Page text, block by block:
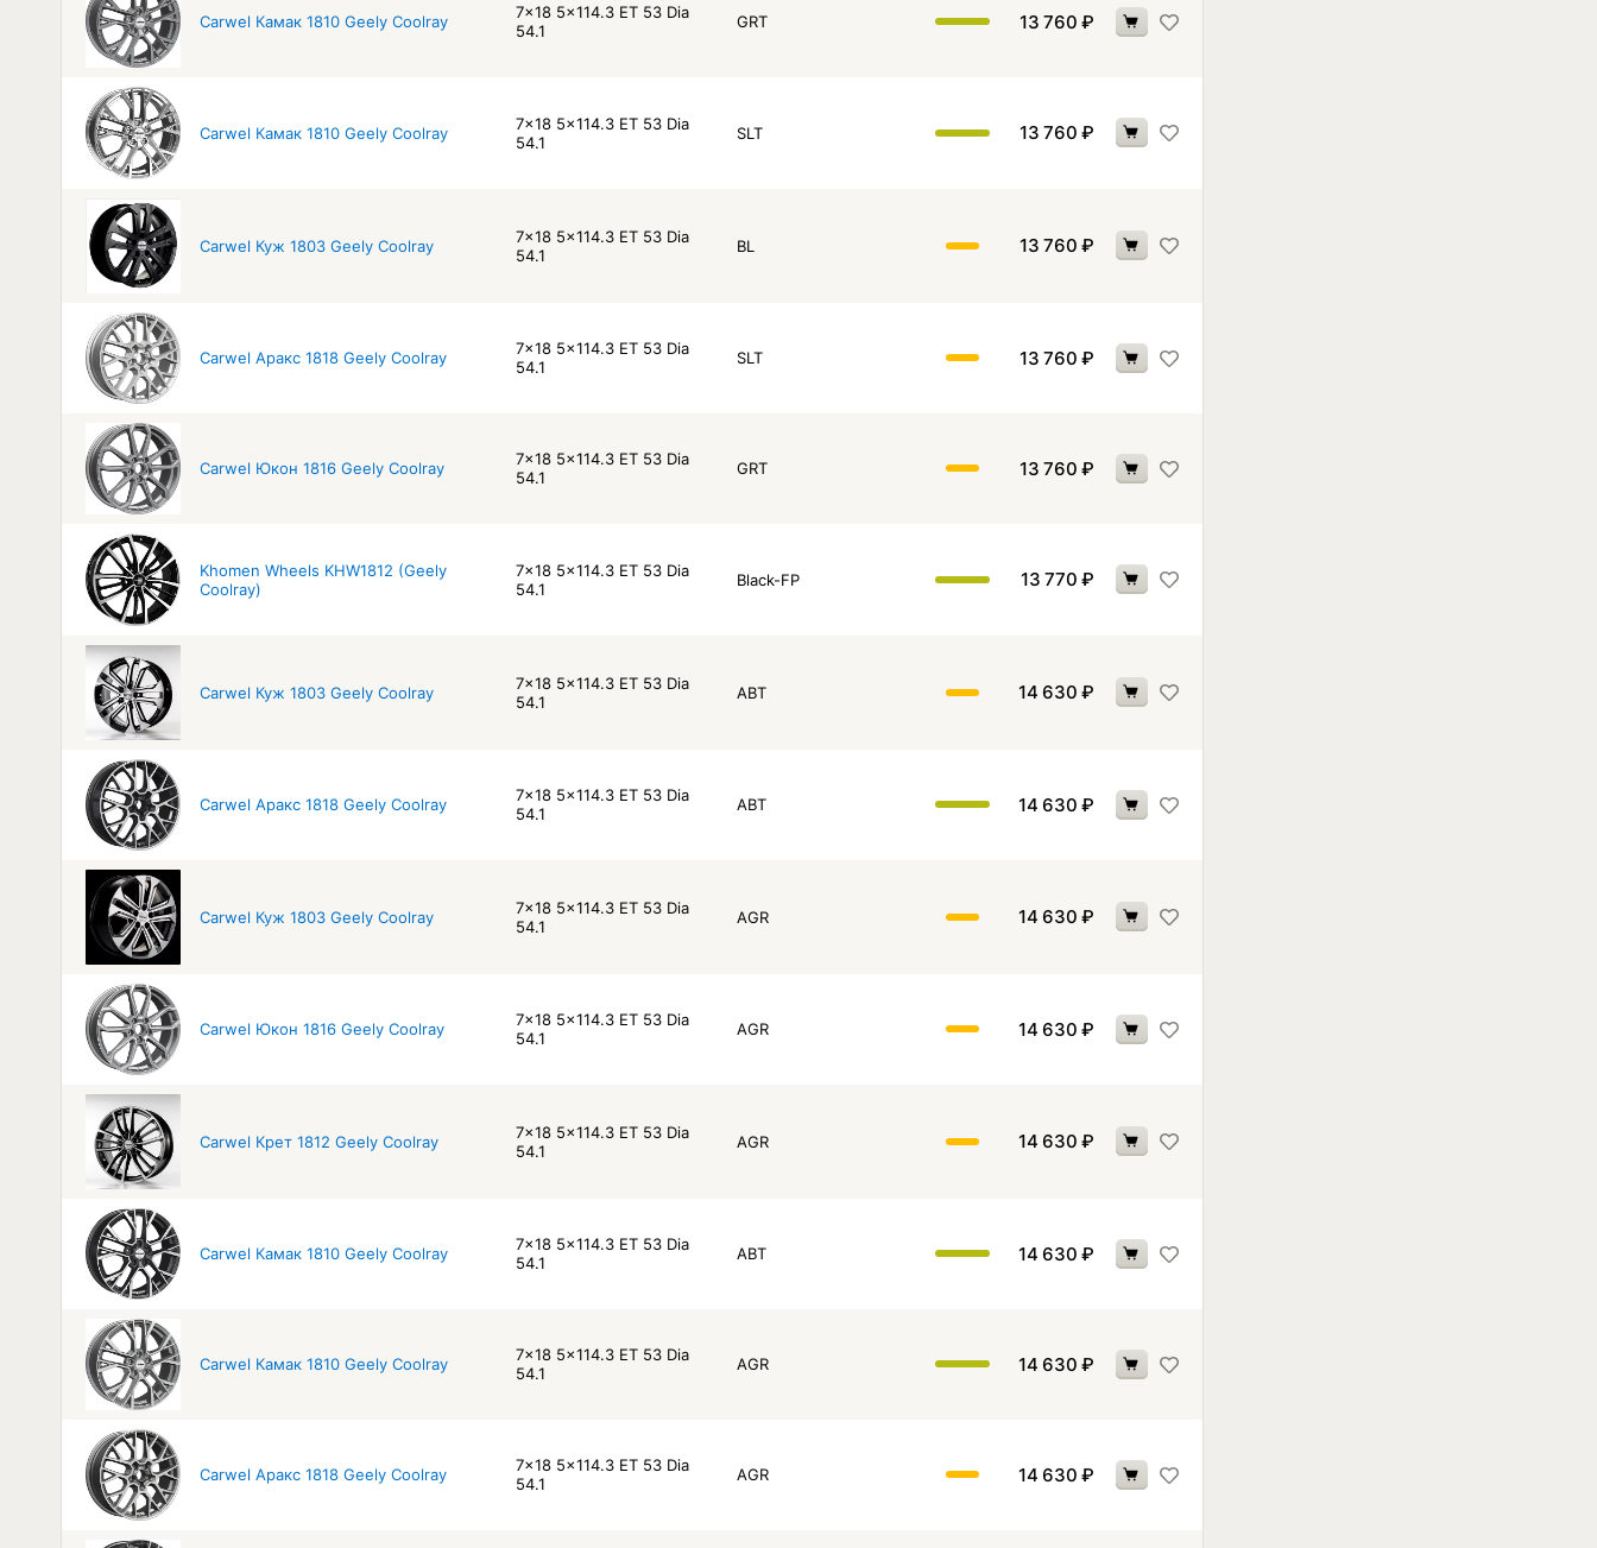
Carwel Камак 1810 Geely Coolray
7x18 5x114.3 ET 53 Dia
54.1
GRT 13 760 ₽
Carwel Камак 1810 Geely Coolray
7x18 5x114.3 ET 53 Dia
54.1
SLT 13 760 ₽
Carwel Куж 1803 Geely Coolray
7x18 5x114.3 ET 53 Dia
54.1
BL 13 760 ₽
Carwel Аракс 1818 Geely Coolray
7x18 5x114.3 ET 53 Dia
54.1
SLT 13 760 ₽
Carwel Юкон 1816 Geely Coolray
7x18 5x114.3 ET 53 Dia
54.1
GRT 13 760 ₽
Khomen Wheels KHW1812 (Geely
Coolray)
7x18 5x114.3 ET 53 Dia
54.1
Black-FP 13 770 ₽
Carwel Куж 1803 Geely Coolray
7x18 5x114.3 ET 53 Dia
54.1
ABT 14 630 ₽
Carwel Аракс 1818 Geely Coolray
7x18 5x114.3 ET 53 Dia
54.1
ABT 14 630 ₽
Carwel Куж 1803 Geely Coolray
7x18 5x114.3 ET 53 Dia
54.1
AGR 14 630 ₽
Carwel Юкон 1816 Geely Coolray
7x18 5x114.3 ET 53 Dia
54.1
AGR 14 630 ₽
Carwel Крет 1812 Geely Coolray
7x18 5x114.3 ET 53 Dia
54.1
AGR 14 630 ₽
Carwel Камак 1810 Geely Coolray
7x18 5x114.3 ET 53 Dia
54.1
ABT 14 630 ₽
Carwel Камак 1810 Geely Coolray
7x18 5x114.3 ET 53 Dia
54.1
AGR 14 630 ₽
Carwel Аракс 1818 Geely Coolray
7x18 5x114.3 ET 53 Dia
54.1
AGR 14 630 ₽